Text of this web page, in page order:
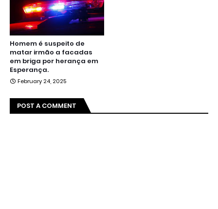
Homem é suspeito de
matar irmão a facadas
em briga por herança em
Esperança.
February 24, 2025
POST A COMMENT